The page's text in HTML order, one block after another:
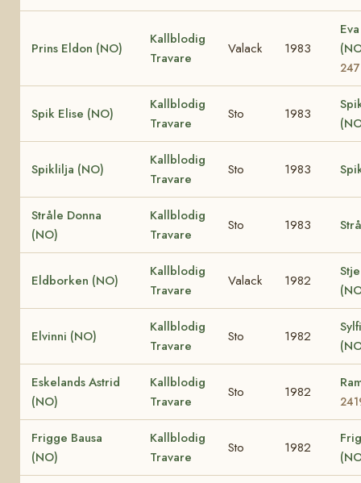
Prins Eldon (NO)
Kallblodig
Travare
Valack 1983
Spik Elise (NO)
Kallblodig
Travare
Sto 1983
Spiklilja (NO)
Kallblodig
Travare
Sto 1983
Stråle Donna
(NO)
Kallblodig
Travare
Sto 1983
Eldborken (NO)
Kallblodig
Travare
Valack 1982
Elvinni (NO)
Kallblodig
Travare
Sto 1982
Eskelands Astrid
(NO)
Kallblodig
Travare
Sto 1982
Frigge Bausa
(NO)
Kallblodig
Travare
Sto 1982